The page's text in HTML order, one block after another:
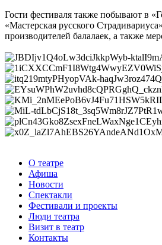
Гости фестиваля также побывают в
«Мастерская русского
производителей балалаек, а также
О театре
Афиша
Новости
Спектакли
Фестивали и проекты
Люди театра
Визит в театр
Контакты